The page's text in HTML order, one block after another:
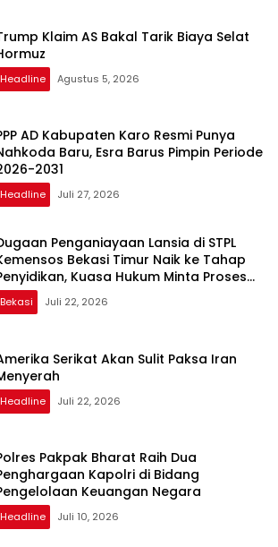
Klaim AS Bakal Tarik Biaya Selat
Headline Agustus 5, 2026
AD Kabupaten Karo Resmi Punya
Baru, Esra Barus Pimpin Periode
2031
Headline Juli 27, 2026
Penganiayaan Lansia di STPL
Bekasi Timur Naik ke Tahap
Kuasa Hukum Minta Proses
dan Bebas Intervensi
Bekasi Juli 22, 2026
Serikat Akan Sulit Paksa Iran
Headline Juli 22, 2026
Pakpak Bharat Raih Dua
Kapolri di Bidang
Keuangan Negara
Headline Juli 10, 2026